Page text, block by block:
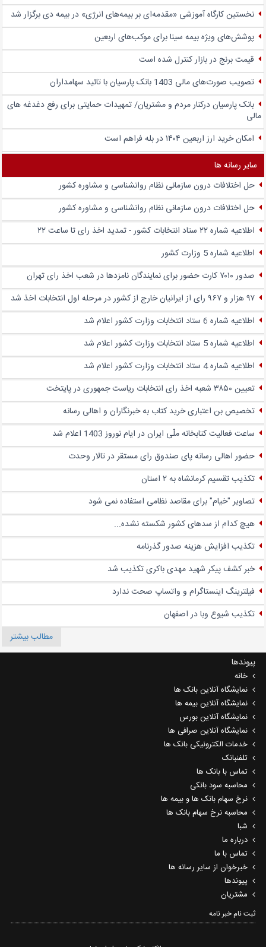
نخستین کارگاه آموزشی «مقدمه‌ای بر بیمه‌های انرژی» در بیمه دی برگزار شد
پوشش‌های ویژه بیمه سینا برای موکب‌های اربعین
قیمت برنج در بازار کنترل شده است
تصویب صورت‌های مالی 1403 بانک پارسیان با تائید سهامداران
بانک پارسیان درکنار مردم و مشتریان/ تمهیدات حمایتی برای رفع دغدغه های
مالی
امکان خرید ارز اربعین ۱۴۰۴ در بله فراهم است
سایر رسانه ها
حل اختلافات درون سازمانی نظام روانشناسی و مشاوره کشور
حل اختلافات درون سازمانی نظام روانشناسی و مشاوره کشور
اطلاعیه شماره ۲۲ ستاد انتخابات کشور - تمدید اخذ رای تا ساعت ۲۲
اطلاعیه شماره 5 وزارت کشور
صدور ۷۰۱۰ کارت حضور برای نمایندگان نامزدها در شعب اخذ رای تهران
۹۷ هزار و ۹۶۷ رای از ایرانیان خارج از کشور در مرحله اول انتخابات اخذ شد
اطلاعیه شماره 6 ستاد انتخابات وزارت کشور اعلام شد
اطلاعیه شماره 5 ستاد انتخابات وزارت کشور اعلام شد
اطلاعیه شماره 4 ستاد انتخابات وزارت کشور اعلام شد
تعیین ۳۸۵۰ شعبه اخذ رای انتخابات ریاست جمهوری در پایتخت
تخصیص بن اعتباری خرید کتاب به خبرنگاران و اهالی رسانه
ساعت فعالیت کتابخانه ملّی ایران در ایام نوروز 1403 اعلام شد
حضور اهالی رسانه پای صندوق‌ رای مستقر در تالار وحدت
تکذیب تقسیم کرمانشاه به ۲ استان
تصاویر "خیام" برای مقاصد نظامی استفاده نمی شود
هیچ کدام از سدهای کشور شکسته نشده...
تکذیب افزایش هزینه صدور گذرنامه
خبر کشف پیکر شهید مهدی باکری تکذیب شد
فیلترینگ اینستاگرام و واتساپ صحت ندارد
تکذیب شیوع وبا در اصفهان
مطالب بیشتر
پیوندها
خانه
نمایشگاه آنلاین بانک ها
نمایشگاه آنلاین بیمه ها
نمایشگاه آنلاین بورس
نمایشگاه آنلاین صرافی ها
خدمات الکترونیکی بانک ها
تلفنبانک
تماس با بانک ها
محاسبه سود بانکی
نرخ سهام بانک ها و بیمه ها
محاسبه نرخ سهام بانک ها
شبا
درباره ما
تماس با ما
خبرخوان از سایر رسانه ها
پیوندها
مشتریان
ثبت نام خبر نامه‌